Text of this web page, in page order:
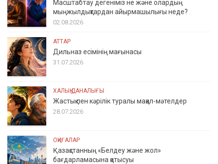
Масштабтау дегеніміз не және олардың
мыңжылдықтардан айырмашылығы неде?
02.08.2026
АТТАР
Дильназ есімінің мағынасы
31.07.2026
ХАЛЫҚ ДАНАЛЫҒЫ
Жастық пен кәрілік туралы мақал-мәтелдер
28.07.2026
ОҚИҒАЛАР
Қазақстанның «Белдеу және жол»
бағдарламасына қатысуы